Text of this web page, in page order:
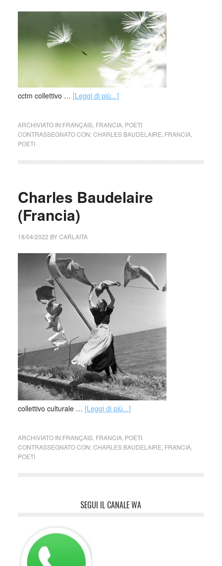
cctm collettivo … [Leggi di più...]
ARCHIVIATO IN:FRANÇAIS, FRANCIA, POETI
CONTRASSEGNATO CON:CHARLES BAUDELAIRE FRANCIA,
POETI
Charles Baudelaire
(Francia)
18/04/2022 BYCARLAITA
collettivo culturale … [Leggi di più...]
ARCHIVIATO IN:FRANÇAIS, FRANCIA, POETI
CONTRASSEGNATO CON:CHARLES BAUDELAIRE FRANCIA,
POETI
SEGUI IL CANALE WA